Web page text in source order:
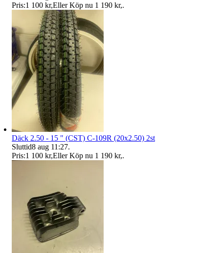
Pris:1 100 kr,Eller Köp nu 1 190 kr,.
Däck 2.50 - 15 " (CST) C-109R (20x2.50) 2st
Sluttid8 aug 11:27.
Pris:1 100 kr,Eller Köp nu 1 190 kr,.